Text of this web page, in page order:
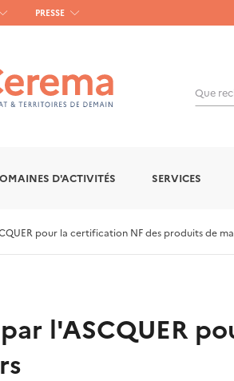
PRESSE
Que
D'ACTIVITÉS SERVICES
pour la certification NF des produits de
l'ASCQUER